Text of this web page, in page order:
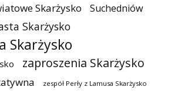
Skarżysko Suchedniów
Skarżysko
Skarżysko
zaproszenia Skarżysko
zespół Perły z Lamusa Skarżysko